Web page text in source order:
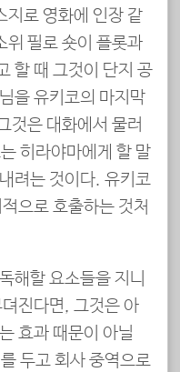
지로 영화에 인장 같
위 필로 숏이 플롯과
할 때 그것이 단지 공
을 유키코의 마지막
것은 대화에서 물러
히라야마에게 할 말
려는 것이다. 유키코
으로 호출하는 것처
해할 요소들을 지니
진다면, 그것은 아
효과 때문이 아닐
두고 회사 중역으로